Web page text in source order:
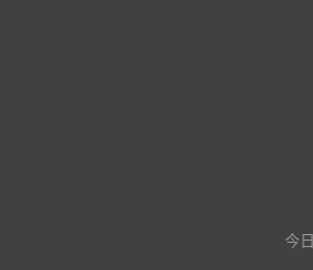
今